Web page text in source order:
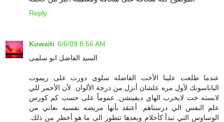
Reply
Kuwaiti 6/6/09 8:56 AM
السيد الفاضل ابو سلمى
عندما طلعت علينا الأخت الفاضله سلوى دورت على ريموت
الباناسونك لأول مره علشان أنزل من درجة الألوان. لأن الأحمر للي
لابسته خت لايخرب الهاي ديفينشن. عموماً على حسب كم كورس
علم النفس الي درسناهم. أعتقد بأنها مريضه نفسيه نعاني من
الوساوس التي تبدأ كأحلام وبعدها تتطور الى ما هو أخطر من ذلك.